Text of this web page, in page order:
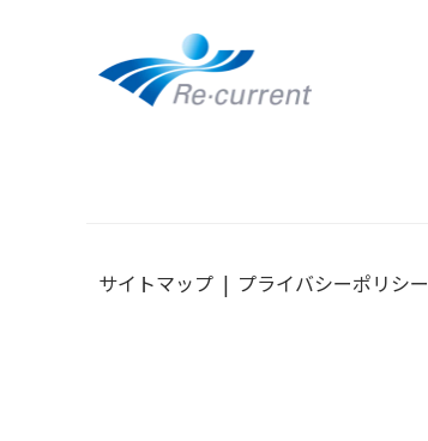
サイトマップ プライバシーポリシー